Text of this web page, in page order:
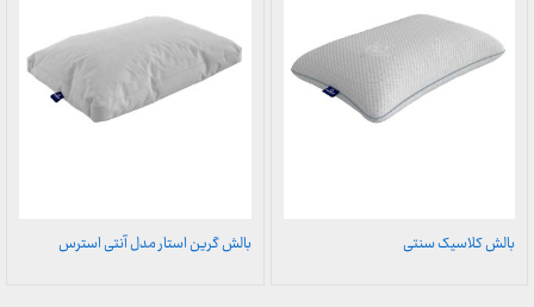
بالش کلاسیک سنتی بالش گرین استار مدل آنتی استرس